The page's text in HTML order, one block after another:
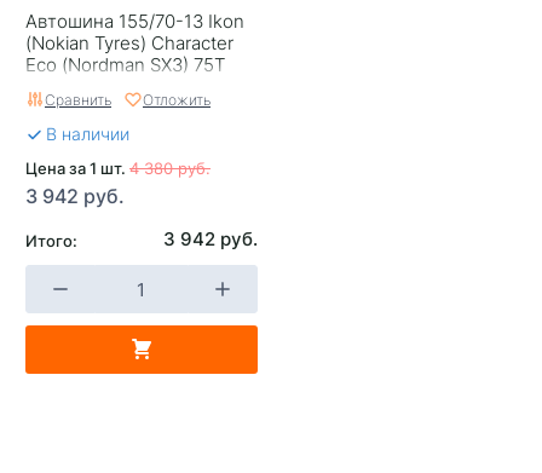
Страна изготовителя
Автошина 155/70-13 Ikon
(Nokian Tyres) Character
Eco (Nordman SX3) 75T
Сравнить Отложить
В наличии
Цена за 1 шт. 4 380 руб.
3 942 руб.
Итого: 3 942 руб.